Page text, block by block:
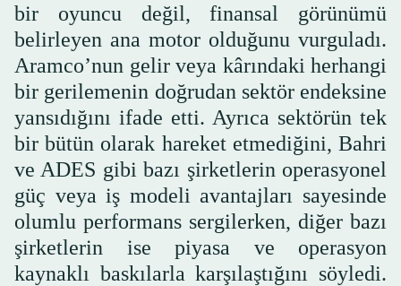
bir oyuncu değil, finansal görünümü
belirleyen ana motor olduğunu vurguladı.
Aramco’nun gelir veya kârındaki herhangi
bir gerilemenin doğrudan sektör endeksine
yansıdığını ifade etti. Ayrıca sektörün tek
bir bütün olarak hareket etmediğini, Bahri
ve ADES gibi bazı şirketlerin operasyonel
güç veya iş modeli avantajları sayesinde
olumlu performans sergilerken, diğer bazı
şirketlerin ise piyasa ve operasyon
kaynaklı baskılarla karşılaştığını söyledi.